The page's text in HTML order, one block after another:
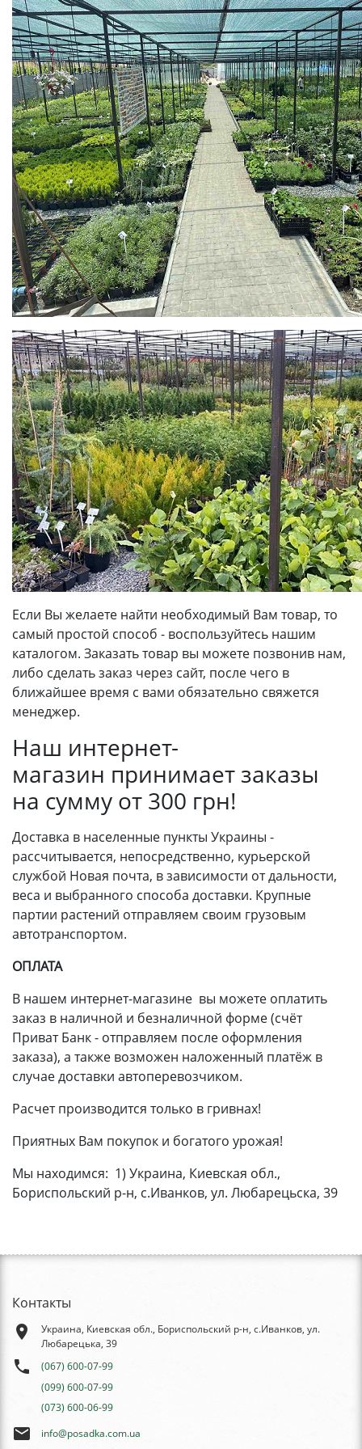
Если Вы желаете найти необходимый Вам товар, то
самый простой способ - воспользуйтесь нашим
каталогом. Заказать товар вы можете позвонив нам,
либо сделать заказ через сайт, после чего в
ближайшее время с вами обязательно свяжется
менеджер.
Наш интернет-
магазин принимает заказы
на сумму от 300 грн!
Доставка в населенные пункты Украины -
рассчитывается, непосредственно, курьерской
службой Новая почта, в зависимости от дальности,
веса и выбранного способа доставки. Крупные
партии растений отправляем своим грузовым
автотранспортом.
ОПЛАТА
В нашем интернет-магазине вы можете оплатить
заказ в наличной и безналичной форме (счёт
Приват Банк - отправляем после оформления
заказа), а также возможен наложенный платёж в
случае доставки автоперевозчиком.
Расчет производится только в гривнах!
Приятных Вам покупок и богатого урожая!
Мы находимся: 1) Украина, Киевская обл.,
Бориспольский р-н, с.Иванков, ул. Любарецьска, 39
Контакты
place
Украина, Киевская обл., Бориспольский р-н, с.Иванков, ул.
Любарецька, 39
phone
(067) 600-07-99
(099) 600-07-99
(073) 600-06-99
email info@posadka.com.ua